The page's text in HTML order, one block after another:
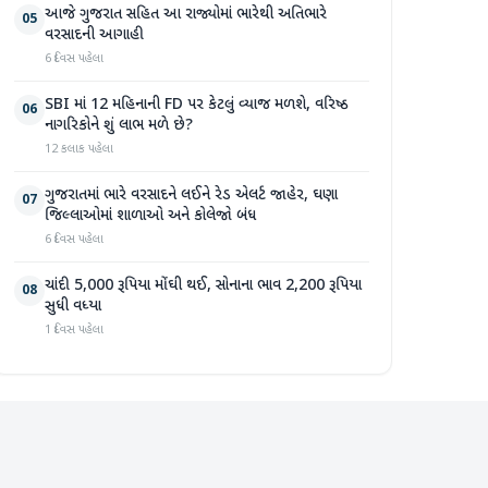
05 આજે ગુજરાત સહિત આ રાજ્યોમાં ભારેથી અતિભારે
વરસાદની આગાહી
6 દિવસ પહેલા
06 SBI માં 12 મહિનાની FD પર કેટલું વ્યાજ મળશે, વરિષ્ઠ
નાગરિકોને શું લાભ મળે છે?
12 કલાક પહેલા
07 ગુજરાતમાં ભારે વરસાદને લઈને રેડ એલર્ટ જાહેર, ઘણા
જિલ્લાઓમાં શાળાઓ અને કોલેજો બંધ
6 દિવસ પહેલા
08 ચાંદી 5,000 રૂપિયા મોંઘી થઈ, સોનાના ભાવ 2,200 રૂપિયા
સુધી વધ્યા
1 દિવસ પહેલા